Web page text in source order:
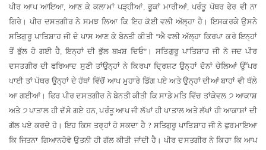
ਪੀਰ ਆਪ ਆਇਆ, ਆਣ ਕੇ ਕਲਾਮਾਂ ਪੜ੍ਹੀਆਂ, ਫੂਕਾਂ ਮਾਰੀਆਂ,ਪਰੰਤੂ ਪੱਥਰ ਫੇਰ ਵੀ ਨਾ
ਗਿਰੇ । ਪੀਰ ਦਸਤਗੀਰ ਨੇ ਸਮਝ ਲਿਆ ਕਿ ਇਹ ਕੋਈ ਵਲੀ ਅੱਲ੍ਹਾ ਹੈ । ਇਸਕਰਕੇ ਉਸਨੇ
ਸਤਿਗੁਰੂ ਪਾਤਿਸ਼ਾਹ ਜੀ ਦੇ ਪਾਸ ਆਣ ਕੇ ਬੇਨਤੀ ਕੀਤੀ“ਐ ਵਲੀ ਅੱਲ੍ਹਾ ਕਿਰਪਾ ਕਰੋ ਇਨ੍ਹਾਂ
ਤੋਂ ਭੁੱਲ ਹੋ ਗਈ ਹੈ,ਇਨ੍ਹਾਂ ਦੀ ਭੁੱਲ ਬਖ਼ਸ਼ ਦਿਓ” । ਸਤਿਗੁਰੂ ਪਾਤਿਸ਼ਾਹ ਜੀ ਨੇ ਜਦ ਪੀਰ
ਦਸਤਗੀਰ ਦੀ ਫਰਿਆਦ ਸੁਣੀ ਤਾਂਉਨ੍ਹਾਂ ਨੇ ਕਿਰਪਾ ਦ੍ਰਿਸ਼ਟ ਉਨ੍ਹਾਂ ਦੋਨਾਂ ਚੇਲਿਆਂ ਉੱਪਰ
ਪਾਈ ਤਾਂ ਪੱਥਰ ਉਨ੍ਹਾਂ ਦੇ ਹੱਥਾਂ ਵਿੱਚੋਂ ਆਪ ਮੁਹਾਰੇ ਡਿੱਗ ਪਏ ਅਤੇ ਉਨ੍ਹਾਂ ਦੀਆਂ ਬਾਹਾਂ ਵੀ ਥੱਲੇ
ਆ ਗਈਆਂ। ਫਿਰ ਪੀਰ ਦਸਤਗੀਰ ਨੇ ਬੇਨਤੀ ਕੀਤੀ ਕਿ ਸਾਡੇ ਮਤਿ ਵਿੱਚ ਤਾਂਕੇਵਲ ੭ ਆਕਾਸ਼
ਅਤੇ ੭ ਪਾਤਾਲ ਹੀ ਦੱਸੇ ਗਏ ਹਨ,ਪਰੰਤੂ ਆਪ ਜੀ ਲੱਖਾਂ ਹੀ ਪਾਤਾਲ ਅਤੇ ਲੱਖਾਂ ਹੀ ਆਕਾਸ਼ਾਂ ਦੀ
ਗੱਲ ਪਏ ਕਰਦੇ ਹੋ । ਇਹ ਕਿਸ ਤਰ੍ਹਾਂ ਹੋ ਸਕਦਾ ਹੈ ? ਸਤਿਗੁਰੂ ਪਾਤਿਸ਼ਾਹ ਜੀ ਨੇ ਫੁਰਮਾਇਆ
ਕਿ ਜਿਤਨਾ ਗਿਆਨਹੋਵੇ ਉਤਨੀ ਹੀ ਗੱਲ ਕੀਤੀ ਜਾਂਦੀ ਹੈ । ਪੀਰ ਦਸਤਗੀਰ ਨੇ ਕਿਹਾ ਕਿ ਆਪ